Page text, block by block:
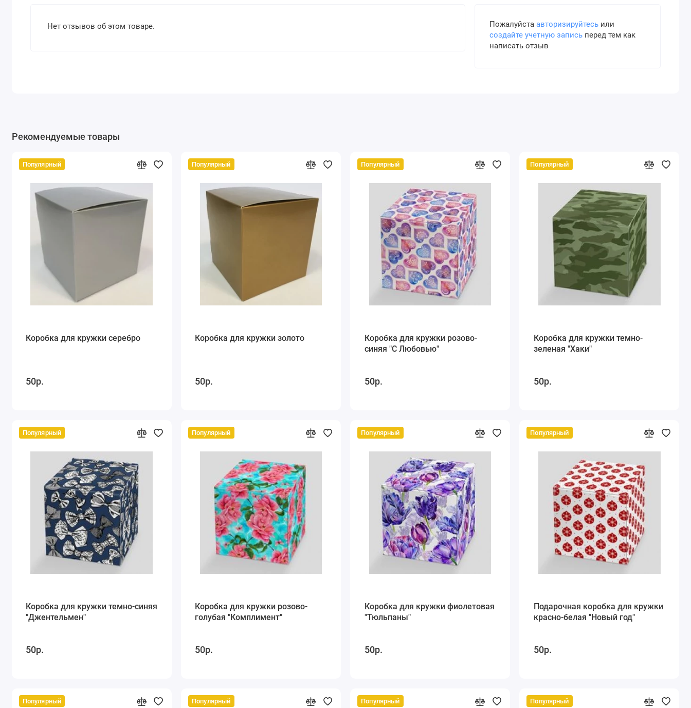
Нет отзывов об этом товаре. Пожалуйста авторизируйтесьили
создайте учетную записьперед тем как
написать отзыв
Рекомендуемые товары
Популярный
Коробка для кружки серебро
50р.
Популярный
Коробка для кружки золото
50р.
Популярный
Коробка для кружки розово-
синяя "С Любовью"
50р.
Популярный
Коробка для кружки темно-
зеленая "Хаки"
50р.
Популярный
Коробка для кружки темно-синяя
"Джентельмен"
50р.
Популярный
Коробка для кружки розово-
голубая "Комплимент"
50р.
Популярный
Коробка для кружки фиолетовая
"Тюльпаны"
50р.
Популярный
Подарочная коробка для кружки
красно-белая "Новый год"
50р.
Популярный Популярный Популярный Популярный